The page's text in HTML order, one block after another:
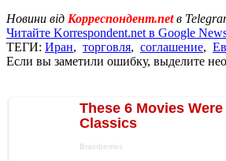
Новини від Корреспондент.netв
Читайте Korrespondent.net в Google
ТЕГИ: Иран, торговля, соглашение,
Если вы заметили ошибку, выделите